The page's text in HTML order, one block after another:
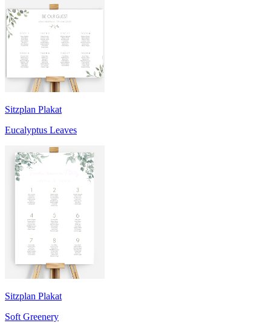
Sitzplan Plakat
Eucalyptus Leaves
Sitzplan Plakat
Soft Greenery